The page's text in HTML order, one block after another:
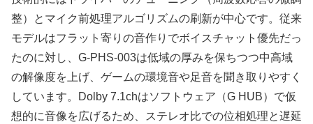
整）とマイク前処理アルゴリズムの刷新が中心です。従来
モデルはフラット寄りの音作りでボイスチャット優先だっ
たのに対し、G-PHS-003は低域の厚みを保ちつつ中高域
の解像度を上げ、ゲームの環境音や足音を聞き取りやすく
しています。Dolby 7.1chはソフトウェア（G HUB）で仮
想的に音像を広げるため、ステレオ比での位相処理と遅延